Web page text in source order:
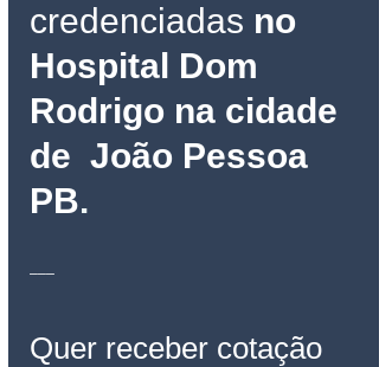
credenciadas no
Hospital Dom
Rodrigo na cidade
de  João Pessoa
PB.
___
Quer receber cotação